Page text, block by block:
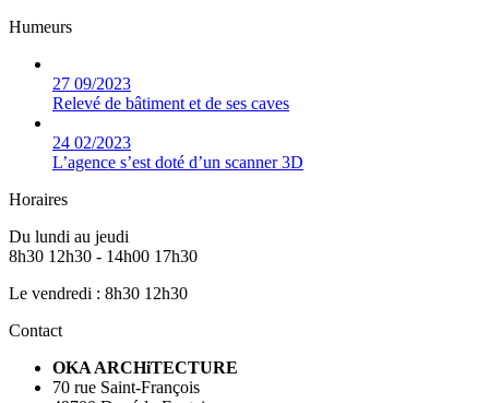
Humeurs
27 09/2023
Relevé de bâtiment et de ses caves
24 02/2023
L’agence s’est doté d’un scanner 3D
Horaires
Du lundi au jeudi
8h30 12h30 - 14h00 17h30
Le vendredi : 8h30 12h30
Contact
OKA ARCHiTECTURE
70 rue Saint-François